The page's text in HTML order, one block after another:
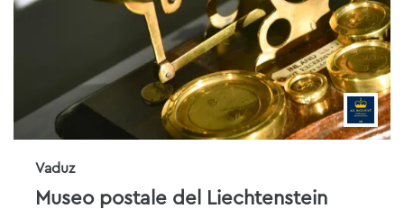
Vaduz
Museo postale del Liechtenstein